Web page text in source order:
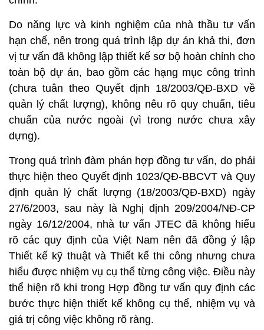
Do năng lực và kinh nghiệm của nhà thầu tư vấn
hạn chế, nên trong quá trình lập dự án khả thi, đơn
vị tư vấn đã không lập thiết kế sơ bộ hoàn chỉnh cho
toàn bộ dự án, bao gồm các hạng mục công trình
(chưa tuân theo Quyết định 18/2003/QĐ-BXD về
quản lý chất lượng), không nêu rõ quy chuẩn, tiêu
chuẩn của nước ngoài (vì trong nước chưa xây
dựng).
Trong quá trình đàm phán hợp đồng tư vấn, do phải
thực hiện theo Quyết định 1023/QĐ-BBCVT và Quy
định quản lý chất lượng (18/2003/QĐ-BXD) ngày
27/6/2003, sau này là Nghị định 209/2004/NĐ-CP
ngày 16/12/2004, nhà tư vấn JTEC đã không hiểu
rõ các quy định của Việt Nam nên đã đồng ý lập
Thiết kế kỹ thuật và Thiết kế thi công nhưng chưa
hiểu được nhiệm vụ cụ thể từng công việc. Điều này
thể hiện rõ khi trong Hợp đồng tư vấn quy định các
bước thực hiện thiết kế không cụ thể, nhiệm vụ và
giá trị công việc không rõ ràng.